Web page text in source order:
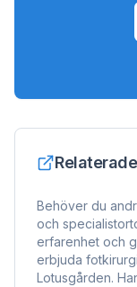
Behöver du
och
erfarenhet och
erbjuda
Lotusgården.